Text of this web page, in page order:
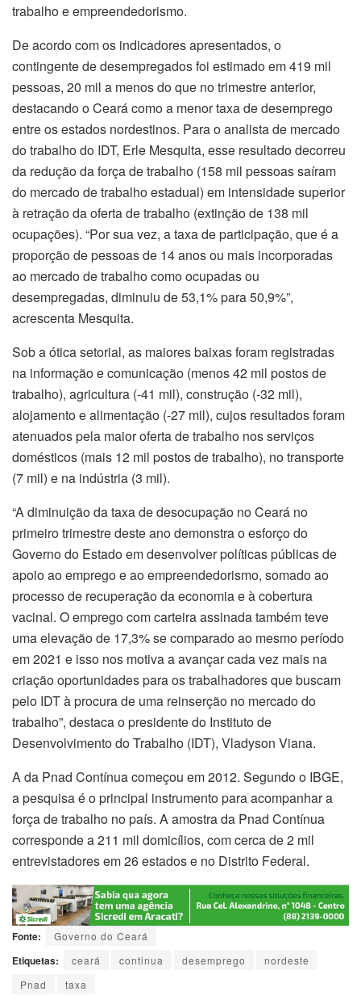
trabalho e empreendedorismo.
De acordo com os indicadores apresentados, o
contingente de desempregados foi estimado em 419 mil
pessoas, 20 mil a menos do que no trimestre anterior,
destacando o Ceará como a menor taxa de desemprego
entre os estados nordestinos. Para o analista de mercado
do trabalho do IDT, Erle Mesquita, esse resultado decorreu
da redução da força de trabalho (158 mil pessoas saíram
do mercado de trabalho estadual) em intensidade superior
à retração da oferta de trabalho (extinção de 138 mil
ocupações). “Por sua vez, a taxa de participação, que é a
proporção de pessoas de 14 anos ou mais incorporadas
ao mercado de trabalho como ocupadas ou
desempregadas, diminuiu de 53,1% para 50,9%”,
acrescenta Mesquita.
Sob a ótica setorial, as maiores baixas foram registradas
na informação e comunicação (menos 42 mil postos de
trabalho), agricultura (-41 mil), construção (-32 mil),
alojamento e alimentação (-27 mil), cujos resultados foram
atenuados pela maior oferta de trabalho nos serviços
domésticos (mais 12 mil postos de trabalho), no transporte
(7 mil) e na indústria (3 mil).
“A diminuição da taxa de desocupação no Ceará no
primeiro trimestre deste ano demonstra o esforço do
Governo do Estado em desenvolver políticas públicas de
apoio ao emprego e ao empreendedorismo, somado ao
processo de recuperação da economia e à cobertura
vacinal. O emprego com carteira assinada também teve
uma elevação de 17,3% se comparado ao mesmo período
em 2021 e isso nos motiva a avançar cada vez mais na
criação oportunidades para os trabalhadores que buscam
pelo IDT à procura de uma reinserção no mercado do
trabalho”, destaca o presidente do Instituto de
Desenvolvimento do Trabalho (IDT), Vladyson Viana.
A da Pnad Contínua começou em 2012. Segundo o IBGE,
a pesquisa é o principal instrumento para acompanhar a
força de trabalho no país. A amostra da Pnad Contínua
corresponde a 211 mil domicílios, com cerca de 2 mil
entrevistadores em 26 estados e no Distrito Federal.
Fonte: Governo do Ceará
Etiquetas: ceará continua desemprego
nordeste
Pnad
taxa